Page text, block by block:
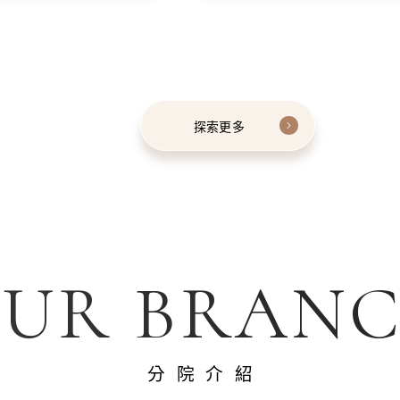
探索更多
分院介紹